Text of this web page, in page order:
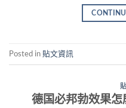
Posted in 貼文資訊
德国必邦勃效果